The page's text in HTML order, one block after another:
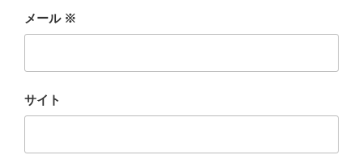
メール ※
サイト